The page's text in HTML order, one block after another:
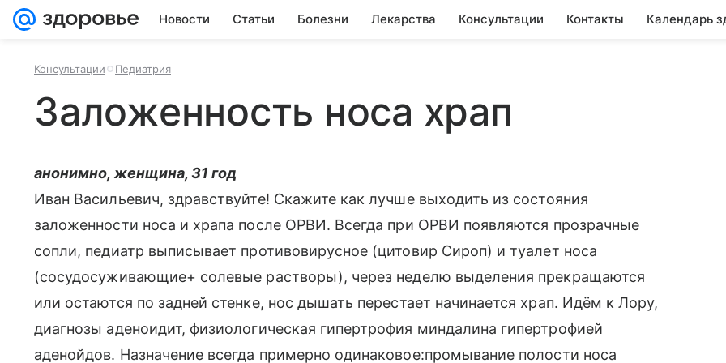
Новости Статьи Болезни Лекарства Консультации Контакты Календарь
Консультации Педиатрия
Заложенность носа храп
анонимно, женщина, 31 год
Иван Васильевич, здравствуйте! Скажите как лучше выходить из состояния
заложенности носа и храпа после ОРВИ. Всегда при ОРВИ появляются прозрачные
сопли, педиатр выписывает противовирусное (цитовир Сироп) и туалет носа
(сосудосуживающие+ солевые растворы), через неделю выделения прекращаются
или остаются по задней стенке, нос дышать перестает начинается храп. Идём к Лору,
диагнозы аденоидит, физиологическая гипертрофия миндалина гипертрофией
аденойдов. Назначение всегда примерно одинаковое:промывание полости носа